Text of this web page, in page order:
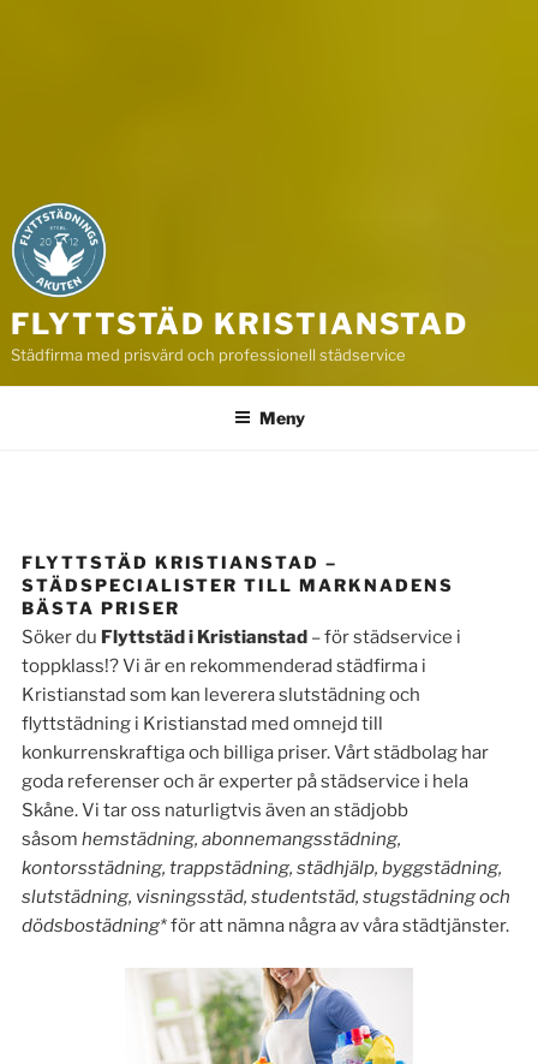
FLYTTSTÄD KRISTIANSTAD
Städfirma med prisvärd och professionell städservice
Meny
FLYTTSTÄD KRISTIANSTAD –
STÄDSPECIALISTER TILL MARKNADENS
BÄSTA PRISER
Söker du Flyttstäd i Kristianstad – för städservice i
toppklass!? Vi är en rekommenderad städfirma i
Kristianstad som kan leverera slutstädning och
flyttstädning i Kristianstad med omnejd till
konkurrenskraftiga och billiga priser. Vårt städbolag har
goda referenser och är experter på städservice i hela
Skåne. Vi tar oss naturligtvis även an städjobb
såsom hemstädning, abonnemangsstädning,
kontorsstädning, trappstädning, städhjälp, byggstädning,
slutstädning, visningsstäd, studentstäd, stugstädning och
dödsbostädning*för att nämna några av våra städtjänster.